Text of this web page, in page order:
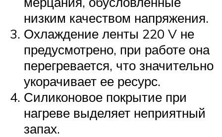
низким качеством напряжения.
Охлаждение ленты 220 V не
предусмотрено, при работе она
перегревается, что значительно
укорачивает ее ресурс.
Силиконовое покрытие при
нагреве выделяет неприятный
запах.